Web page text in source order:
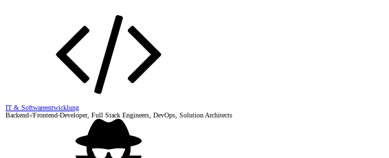
IT & Softwareentwicklung
Backend-/Frontend-Developer, Full Stack Engineers, DevOps, Solution Architects